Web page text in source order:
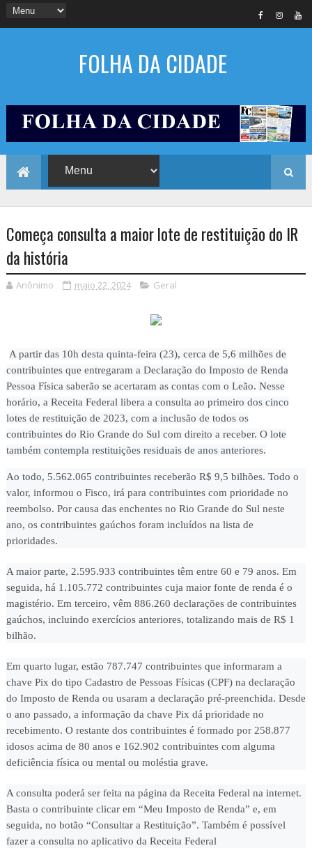
FOLHA DA CIDADE
Começa consulta a maior lote de restituição do IR
da história
Anônimo maio 22, 2024 Geral
A partir das 10h desta quinta-feira (23), cerca de 5,6 milhões de
contribuintes que entregaram a Declaração do Imposto de Renda
Pessoa Física saberão se acertaram as contas com o Leão. Nesse
horário, a Receita Federal libera a consulta ao primeiro dos cinco
lotes de restituição de 2023, com a inclusão de todos os
contribuintes do Rio Grande do Sul com direito a receber. O lote
também contempla restituições residuais de anos anteriores.
Ao todo, 5.562.065 contribuintes receberão R$ 9,5 bilhões. Todo o
valor, informou o Fisco, irá para contribuintes com prioridade no
reembolso. Por causa das enchentes no Rio Grande do Sul neste
ano, os contribuintes gaúchos foram incluídos na lista de
prioridades.
A maior parte, 2.595.933 contribuintes têm entre 60 e 79 anos. Em
seguida, há 1.105.772 contribuintes cuja maior fonte de renda é o
magistério. Em terceiro, vêm 886.260 declarações de contribuintes
gaúchos, incluindo exercícios anteriores, totalizando mais de R$ 1
bilhão.
Em quarto lugar, estão 787.747 contribuintes que informaram a
chave Pix do tipo Cadastro de Pessoas Físicas (CPF) na declaração
do Imposto de Renda ou usaram a declaração pré-preenchida. Desde
o ano passado, a informação da chave Pix dá prioridade no
recebimento. O restante dos contribuintes é formado por 258.877
idosos acima de 80 anos e 162.902 contribuintes com alguma
deficiência física ou mental ou moléstia grave.
A consulta poderá ser feita na página da Receita Federal na internet.
Basta o contribuinte clicar em “Meu Imposto de Renda” e, em
seguida, no botão “Consultar a Restituição”. Também é possível
fazer a consulta no aplicativo da Receita Federal